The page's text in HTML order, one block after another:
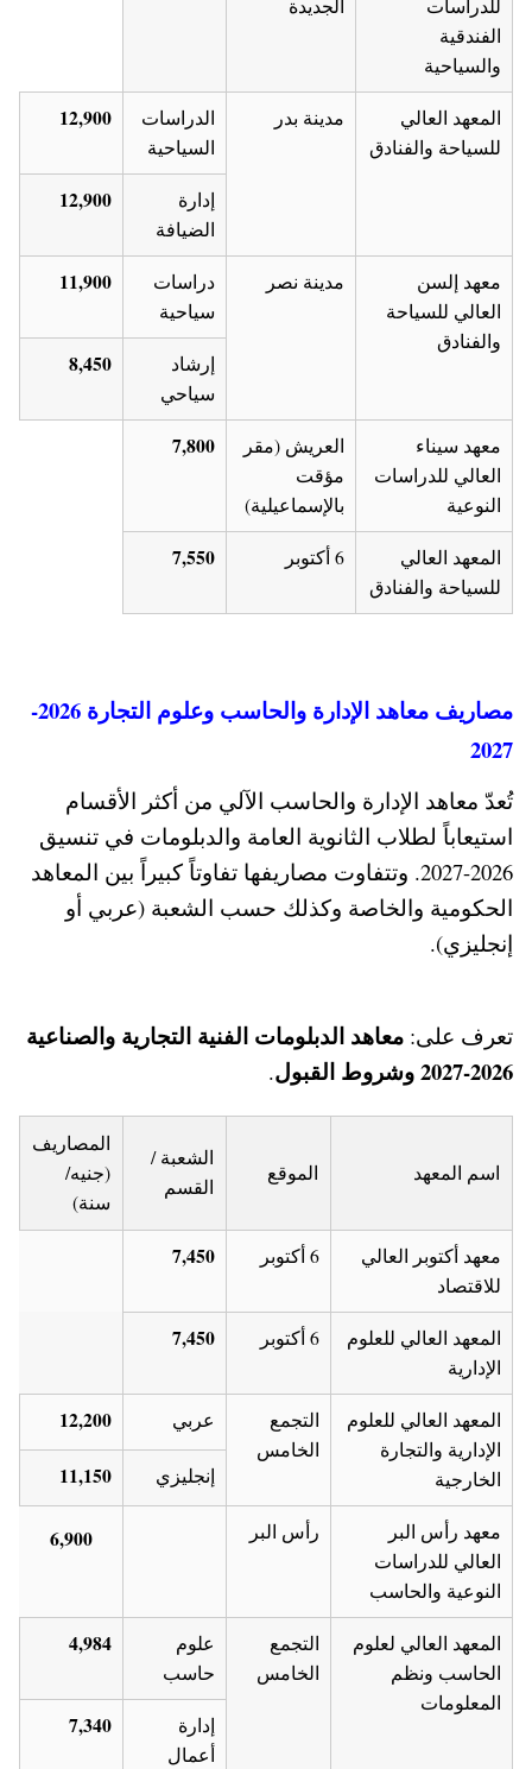
للدراسات
الفندقية
والسياحية
الجديدة
المعهد العالي
للسياحة والفنادق
مدينة بدر
الدراسات
السياحية
12,900
إدارة
الضيافة
12,900
معهد إلسن
العالي للسياحة
والفنادق
مدينة نصر
دراسات
سياحية
11,900
إرشاد
سياحي
8,450
معهد سيناء
العالي للدراسات
النوعية
العريش (مقر
مؤقت
بالإسماعيلية)
7,800
المعهد العالي
للسياحة والفنادق
6 أكتوبر 7,550
مصاريف معاهد الإدارة والحاسب وعلوم التجارة 2026-
2027
تُعدّ معاهد الإدارة والحاسب الآلي من أكثر الأقسام
استيعاباً لطلاب الثانوية العامة والدبلومات في تنسيق
2026-2027. وتتفاوت مصاريفها تفاوتاً كبيراً بين المعاهد
الحكومية والخاصة وكذلك حسب الشعبة (عربي أو
إنجليزي).
تعرف على: معاهد الدبلومات الفنية التجارية والصناعية
2026-2027 وشروط القبول
.
اسم المعهد الموقع
الشعبة /
القسم
المصاريف
(جنيه/
سنة)
معهد أكتوبر العالي
للاقتصاد
6 أكتوبر 7,450
المعهد العالي للعلوم
الإدارية
6 أكتوبر 7,450
المعهد العالي للعلوم
الإدارية والتجارة
الخارجية
التجمع
الخامس
عربي 12,200
إنجليزي 11,150
معهد رأس البر
العالي للدراسات
النوعية والحاسب
رأس البر 6,900
المعهد العالي لعلوم
الحاسب ونظم
المعلومات
التجمع
الخامس
علوم
حاسب
4,984
إدارة
أعمال
7,340